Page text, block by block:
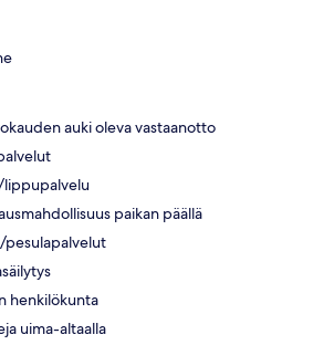
auki oleva vastaanotto
paikan päällä
pesulapalvelut
henkilökunta
uima-altaalla